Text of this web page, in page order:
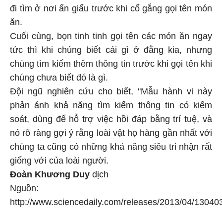
đi tìm ở nơi ẩn giấu trước khi cố gắng gọi tên món
ăn.
Cuối cùng, bọn tinh tinh gọi tên các món ăn ngay
tức thì khi chúng biết cái gì ở đằng kia, nhưng
chúng tìm kiếm thêm thông tin trước khi gọi tên khi
chúng chưa biết đó là gì.
Đội ngũ nghiên cứu cho biết, "Mẫu hành vi này
phản ánh khả năng tìm kiếm thông tin có kiểm
soát, dùng để hỗ trợ việc hồi đáp bằng trí tuệ, và
nó rõ ràng gợi ý rằng loài vật họ hàng gần nhất với
chúng ta cũng có những khả năng siêu tri nhận rất
giống với của loài người.
Đoàn Khương Duy dịch
Nguồn:
http://www.sciencedaily.com/releases/2013/04/